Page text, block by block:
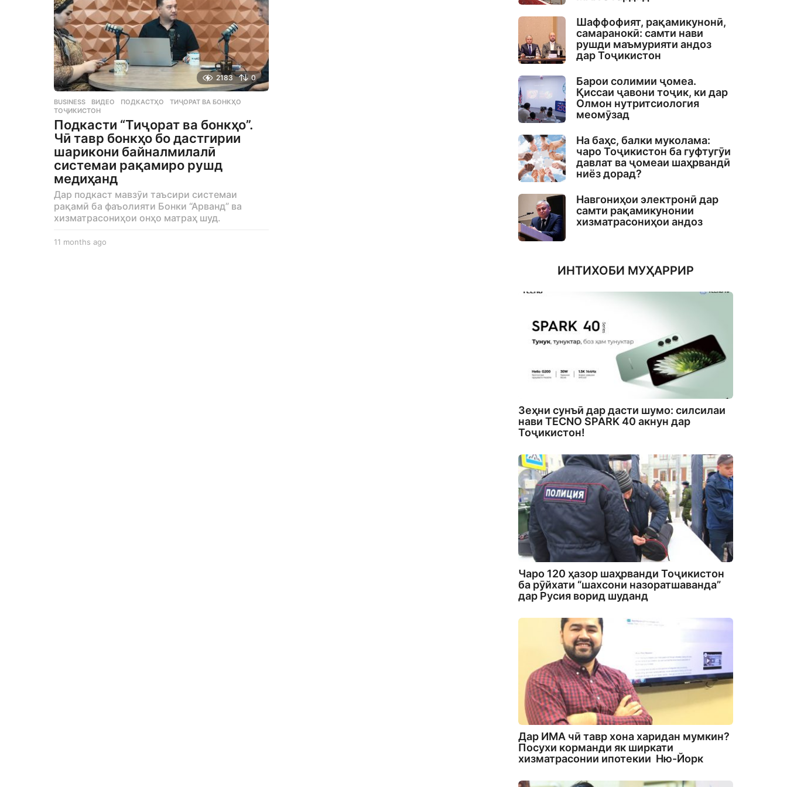
2183 0
BUSINESS ВИДЕО ,ПОДКАСТҲО ,ТИҶОРАТ ВА БОНКҲО
ТОҶИКИСТОН
Подкасти “Тиҷорат ва бонкҳо”.
Чӣ тавр бонкҳо бо дастгирии
шарикони байналмилалӣ
системаи рақамиро рушд
медиҳанд
Дар подкаст мавзӯи таъсири системаи
рақамӣ ба фаъолияти Бонки “Арванд” ва
хизматрасониҳои онҳо матраҳ шуд.
11 months ago
Шаффофият, рақамикунонӣ,
самаранокӣ: самти нави
рушди маъмурияти андоз
дар Тоҷикистон
Барои солимии ҷомеа.
Қиссаи ҷавони тоҷик, ки дар
Олмон нутритсиология
меомӯзад
На баҳс, балки муколама:
чаро Тоҷикистон ба гуфтугӯи
давлат ва ҷомеаи шаҳрвандӣ
ниёз дорад?
Навгониҳои электронӣ дар
самти рақамикунонии
хизматрасониҳои андоз
ИНТИХОБИ МУҲАРРИР
Зеҳни сунъӣ дар дасти шумо: силсилаи
нави TECNO SPARK 40 акнун дар
Тоҷикистон!
Чаро 120 ҳазор шаҳрванди Тоҷикистон
ба рӯйхати “шахсони назоратшаванда”
дар Русия ворид шуданд
Дар ИМА чӣ тавр хона харидан мумкин?
Посухи корманди як ширкати
хизматрасонии ипотекии Ню-Йорк